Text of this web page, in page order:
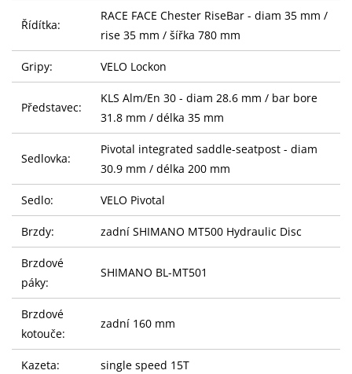
Řídítka:
RACE FACE Chester RiseBar - diam 35 mm /
rise 35 mm / šířka 780 mm
Gripy: VELO Lockon
Představec:
KLS Alm/En 30 - diam 28.6 mm / bar bore
31.8 mm / délka 35 mm
Sedlovka:
Pivotal integrated saddle-seatpost - diam
30.9 mm / délka 200 mm
Sedlo: VELO Pivotal
Brzdy: zadní SHIMANO MT500 Hydraulic Disc
Brzdové
páky:
SHIMANO BL-MT501
Brzdové
kotouče:
zadní 160 mm
Kazeta: single speed 15T